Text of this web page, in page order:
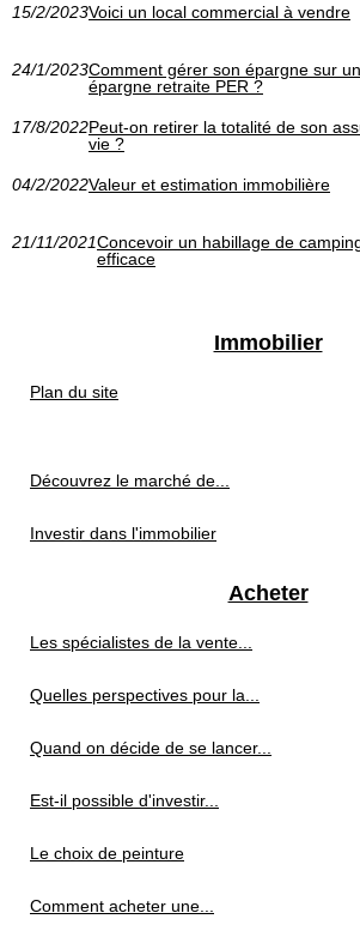
15/2/2023Voici un local commercial à vendre
24/1/2023Comment gérer son épargne sur
épargne retraite PER ?
17/8/2022Peut-on retirer la totalité de son
vie ?
04/2/2022Valeur et estimation immobilière
21/11/2021Concevoir un habillage de
efficace
Immobilier
Plan du site
Découvrez le marché de...
Investir dans l'immobilier
Acheter
Les spécialistes de la vente...
Quelles perspectives pour la...
Quand on décide de se lancer...
Est-il possible d'investir...
Le choix de peinture
Comment acheter une...